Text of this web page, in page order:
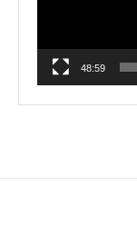
48:59